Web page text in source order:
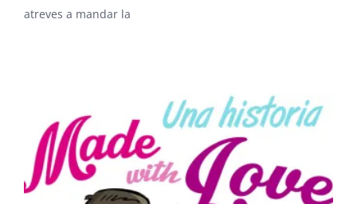
atreves a mandar la